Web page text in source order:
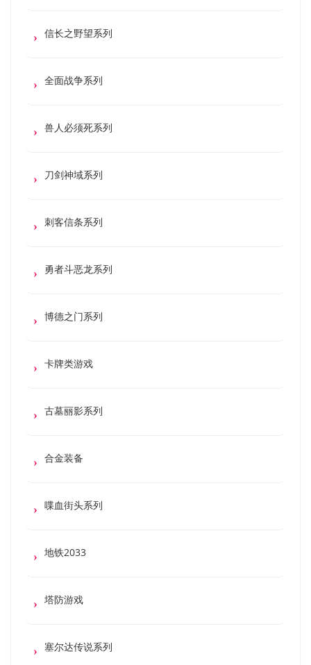
信长之野望系列
全面战争系列
兽人必须死系列
刀剑神域系列
刺客信条系列
勇者斗恶龙系列
博德之门系列
卡牌类游戏
古墓丽影系列
合金装备
喋血街头系列
地铁2033
塔防游戏
塞尔达传说系列